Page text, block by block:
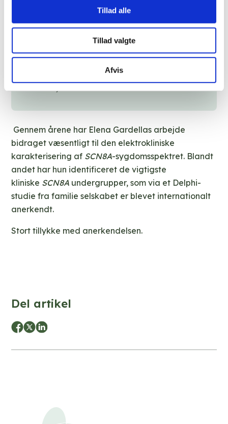
Tillad alle
Tillad valgte
Afvis
en række unge neurologer og børne-
neurologer iSCN8A-forskning, tidligere
fellows og Ph.D.-studerende på Filadelfia.
Derudover repræsenterer jeg
i ILAE-task force for klassifikation af
epilepsier, en rolle jeg har haft gennem
Gennem årene har Elena Gardellas arbejde
bidraget væsentligt til den elektrokliniske
karakterisering af SCN8A-sygdomsspektret. Blandt
andet har hun identificeret de vigtigste
kliniske SCN8A undergrupper, som via et Delphi-
studie fra familie selskabet er blevet internationalt
anerkendt.
Stort tillykke med anerkendelsen.
Del artikel